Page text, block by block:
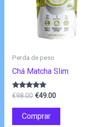
Perda de peso
Chá Matcha Slim
Avaliação
de 5
€98.00 O
original
era:
€49.00O
Comprar